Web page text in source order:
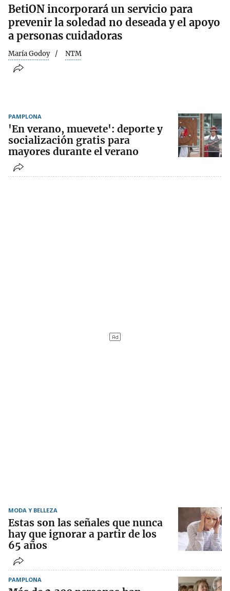
BetiON incorporará un servicio para
prevenir la soledad no deseada y el apoyo
a personas cuidadoras
María Godoy NTM
PAMPLONA
'En verano, muevete': deporte y
socialización gratis para
mayores durante el verano
MODA Y BELLEZA
Estas son las señales que nunca
hay que ignorar a partir de los
65 años
PAMPLONA